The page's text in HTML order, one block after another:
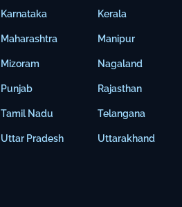
Karnataka
Maharashtra
Mizoram
Punjab
Tamil Nadu
Uttar Pradesh
Kerala
Manipur
Nagaland
Rajasthan
Telangana
Uttarakhand